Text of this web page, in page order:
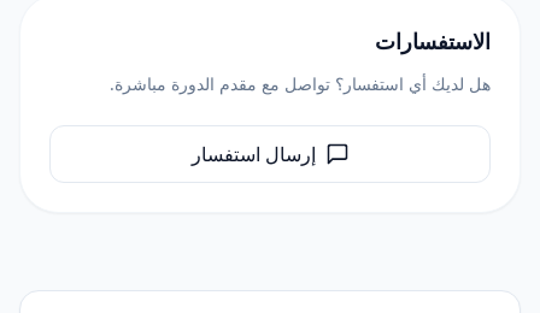
الاستفسارات
هل لديك أي استفسار؟ تواصل مع مقدم الدورة مباشرة.
إرسال استفسار